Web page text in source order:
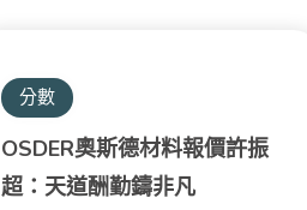
分數
OSDER奧斯德材料報價許振
超：天道酬勤鑄非凡